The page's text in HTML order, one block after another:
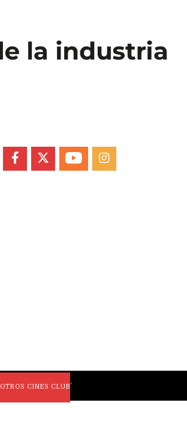
FACEBOOKYOUTUBEINSTAGRAM
OTROS CINES CLUB